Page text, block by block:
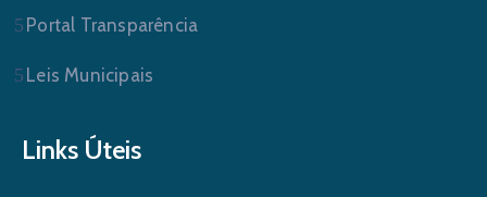
Portal Transparência
Leis Municipais
Links Úteis